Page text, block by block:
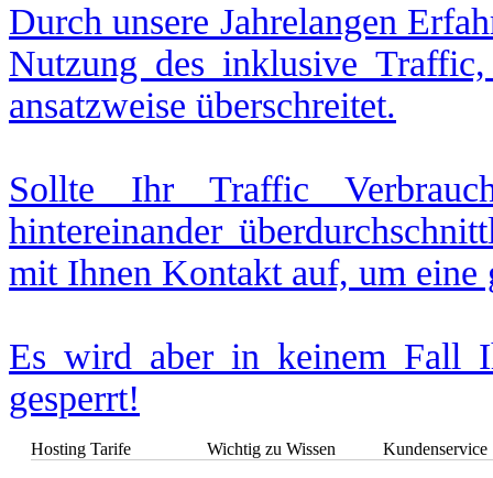
Durch unsere Jahrelangen
Nutzung des inklusive
ansatzweise überschreitet.
Sollte Ihr Traffic
hintereinander
mit Ihnen Kontakt auf, um eine
Es wird aber in keinem Fall
gesperrt!
Hosting Tarife Wichtig zu Wissen Kundenservice